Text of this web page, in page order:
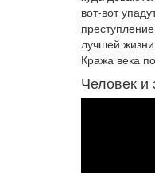
вот-вот
лучшей
Кража века
Человек и